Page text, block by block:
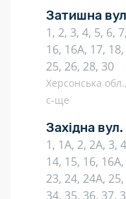
Затишна
1, 2, 3, 4, 5, 6,
16, 16А, 17,
25, 26, 28, 30
Херсонська
с-ще
Західна вул.
1, 1А, 2, 2А, 3,
14, 15, 16,
23, 24, 24А,
34, 35, 36, 37,